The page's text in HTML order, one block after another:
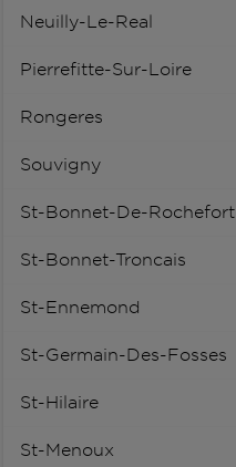
Neuilly-Le-Real
Pierrefitte-Sur-Loire
Rongeres
Souvigny
St-Bonnet-De-Rochefort
St-Bonnet-Troncais
St-Ennemond
St-Germain-Des-Fosses
St-Hilaire
St-Menoux